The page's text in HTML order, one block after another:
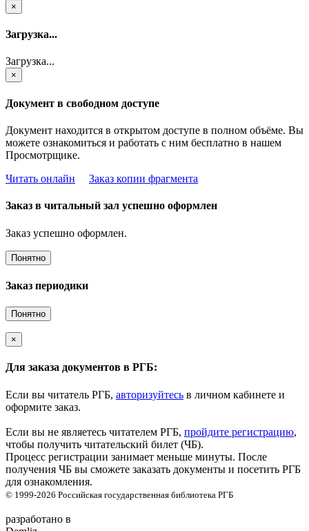
×
Загрузка...
Загрузка...
×
Документ в свободном доступе
Документ находится в открытом доступе в полном объёме. Вы
можете ознакомиться и работать с ним бесплатно в нашем
Просмотрщике.
Читать онлайн
Заказ копии фрагмента
Заказ в читальный зал успешно оформлен
Заказ успешно оформлен.
Понятно
Заказ периодики
Понятно
×
Для заказа документов в РГБ:
Если вы читатель РГБ, авторизуйтесь в личном кабинете и
оформите заказ.
Если вы не являетесь читателем РГБ, пройдите регистрацию,
чтобы получить читательский билет (ЧБ).
Процесс регистрации занимает меньше минуты. После
получения ЧБ вы сможете заказать документы и посетить РГБ
для ознакомления.
© 1999-2026 Российская государственная библиотека РГБ
разработано в